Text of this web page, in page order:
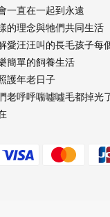
一直在一起到永遠
的理念與牠們共同生活
愛汪汪叫的長毛孩子每
簡單的飼養生活
護年老日子
老呼呼喘噓噓毛都掉光